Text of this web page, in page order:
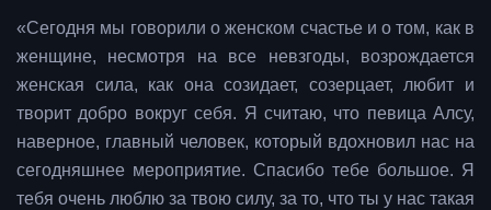
«Сегодня мы говорили о женском счастье и о том, как в
женщине, несмотря на все невзгоды, возрождается
женская сила, как она созидает, созерцает, любит и
творит добро вокруг себя. Я считаю, что певица Алсу,
наверное, главный человек, который вдохновил нас на
сегодняшнее мероприятие. Спасибо тебе большое. Я
тебя очень люблю за твою силу, за то, что ты у нас такая